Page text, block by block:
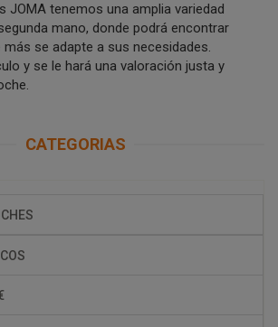
JOMA tenemos una amplia variedad
mano, donde podrá encontrar
más se adapte a sus necesidades.
y se le hará una valoración justa y
CATEGORIAS